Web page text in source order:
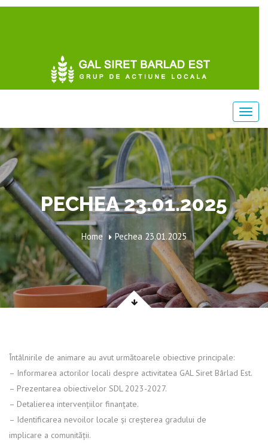
PECHEA 23.01.2025
Home Pechea 23.01.2025
Întâlnirile de animare au avut următoarele obiective principale:
– Informarea actorilor locali despre activitatea GAL Siret Bârlad Est.
– Prezentarea obiectivelor SDL 2023-2027.
– Detalierea intervențiilor finanțate.
– Identificarea nevoilor locale și creșterea gradului de
implicare a comunității.